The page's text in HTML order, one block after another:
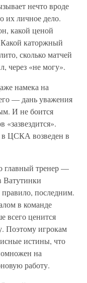
нечто вроде
их личное дело.
какой ценой
каторжный
сколько матчей
через «не могу».
намека на
— дань уважения
И не боится
«зазвездится».
ЦСКА возведен в
главный тренер —
Ватутинки
правило, последним.
в команде
всего ценится
Поэтому игрокам
истины, что
на
работу.